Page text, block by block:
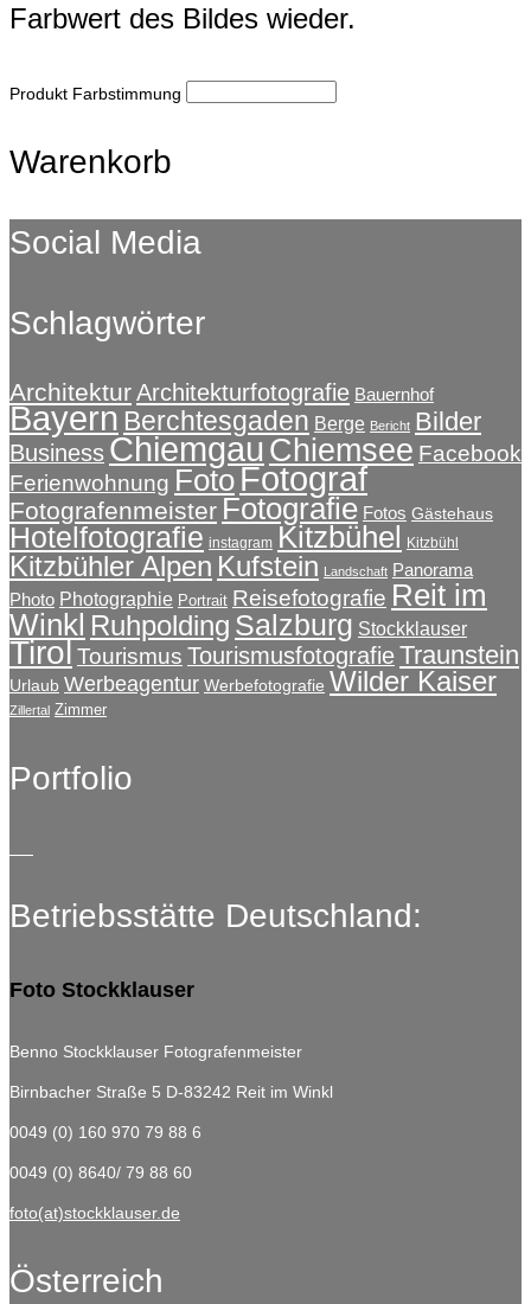
Farbwert des Bildes wieder.
Produkt Farbstimmung
Warenkorb
Social Media
Schlagwörter
ArchitekturArchitekturfotografie Bauernhof
Bayern Berchtesgaden Berge Bericht Bilder
BusinessChiemgauChiemsee Facebook
Ferienwohnung FotoFotograf
Fotografenmeister Fotografie Fotos Gästehaus
Hotelfotografie instagram Kitzbühel Kitzbühl
Kitzbühler Alpen Kufstein Landschaft Panorama
Photo Photographie Portrait Reisefotografie Reit im
Winkl Ruhpolding Salzburg Stockklauser
TirolTourismus TourismusfotografieTraunstein
Urlaub Werbeagentur Werbefotografie Wilder Kaiser
Zillertal Zimmer
Portfolio
Betriebsstätte Deutschland:
Foto Stockklauser
Benno Stockklauser Fotografenmeister
Birnbacher Straße 5 D-83242 Reit im Winkl
0049 (0) 160 970 79 88 6
0049 (0) 8640/ 79 88 60
foto(at)stockklauser.de
Österreich